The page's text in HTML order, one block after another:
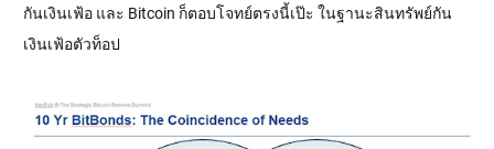
กันเงินเฟ้อ และ Bitcoin ก็ตอบโจทย์ตรงนี้เป๊ะ ในฐานะสินทรัพย์กัน
เงินเฟ้อตัวท็อป